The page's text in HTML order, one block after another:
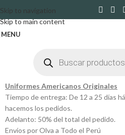
Skip to navigation
Skip to main content
MENU
Uniformes Americanos Originales
Tiempo de entrega: De 12 a 25 días
hacemos los pedidos.
Adelanto: 50% del total del pedido.
Envíos por Olva a Todo el Perú